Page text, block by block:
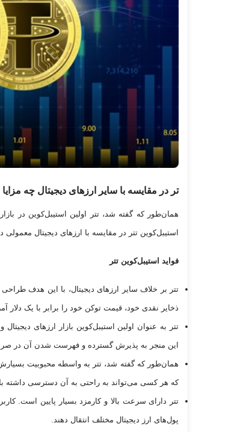
تر در مقایسه با سایر ارز‌های دیجیتال چه
همان‌طور که گفته شد، تتر اولین استیبل‌کوین در
استیبل‌کوین تتر در مقایسه با ارز‌های دیجیتال
فواید استیبل‌کوین تتر
تتر بر خلاف سایر ارز‌های دیجیتال، با این هدف
ذخایر نقدی خود، قیمت توکن خود را برابر با یک دلار
تتر به عنوان اولین استیبل‌کوین بازار ارز‌های
این منجر به پذیرش گسترده و فهرست شدن آن در
همان‌طور که گفته شد، تتر به واسطه محبوبیت
که هر کسی می‌تواند به راحتی به آن دسترسی داشته
تتر دارای سرعت بالا و کارمزد بسیار پایین است.
پول‌های ارز دیجیتال مختلف انتقال دهند.